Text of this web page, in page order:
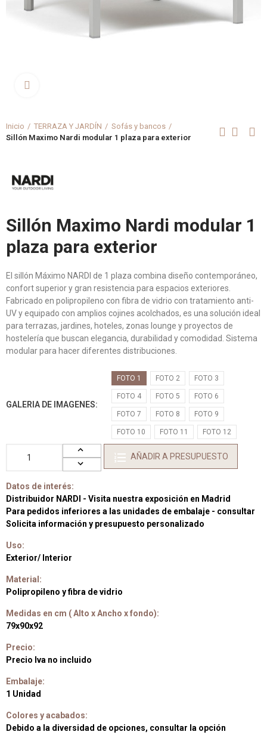
Inicio TERRAZA Y JARDÍN
Sofás y bancos
Sillón Maximo Nardi modular 1 plaza para exterior
Sillón Maximo Nardi modular 1
plaza para exterior
El sillón Máximo NARDI de 1 plaza combina diseño contemporáneo,
confort superior y gran resistencia para espacios exteriores.
Fabricado en polipropileno con fibra de vidrio con tratamiento anti-
UV y equipado con amplios cojines acolchados, es una solución ideal
para terrazas, jardines, hoteles, zonas lounge y proyectos de
hostelería que buscan elegancia, durabilidad y comodidad. Sistema
modular para hacer diferentes distribuciones.
GALERIA DE IMAGENES
FOTO 1 FOTO 2 FOTO 3
FOTO 4 FOTO 5 FOTO 6
FOTO 7 FOTO 8 FOTO 9
FOTO 10 FOTO 11 FOTO 12
AÑADIR A PRESUPUESTO
Datos de interés:
Distribuidor NARDI - Visita nuestra exposición en Madrid
Para pedidos inferiores a las unidades de embalaje - consultar
Solicita información y presupuesto personalizado
Uso:
Exterior/ Interior
Material:
Polipropileno y fibra de vidrio
Medidas en cm ( Alto x Ancho x fondo):
79x90x92
Precio:
Precio Iva no incluido
Embalaje:
1 Unidad
Colores y acabados:
Debido a la diversidad de opciones, consultar la opción